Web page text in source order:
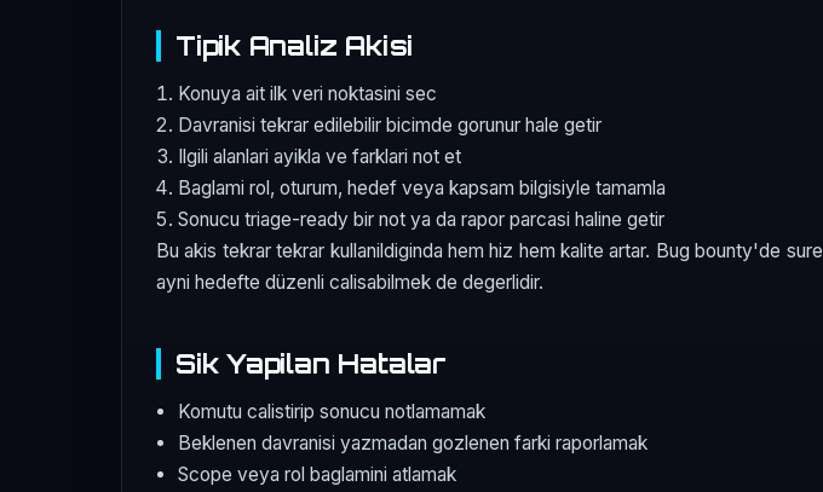
Tipik Analiz Akisi
Konuya ait ilk veri noktasini sec
Davranisi tekrar edilebilir bicimde gorunur hale getir
Ilgili alanlari ayikla ve farklari not et
Baglami rol, oturum, hedef veya kapsam bilgisiyle tamamla
Sonucu triage-ready bir not ya da rapor parcasi haline getir
Bu akis tekrar tekrar kullanildiginda hem hiz hem kalite artar. Bug bounty'de
ayni hedefte düzenli calisabilmek de degerlidir.
Sik Yapilan Hatalar
Komutu calistirip sonucu notlamamak
Beklenen davranisi yazmadan gozlenen farki raporlamak
Scope veya rol baglamini atlamak